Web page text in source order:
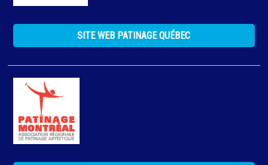
SITE WEB PATINAGE QUÉBEC